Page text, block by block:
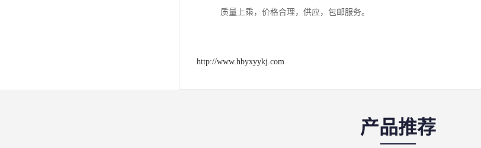
质量上乘，价格合理，供应，包邮服务。
http://www.hbyxyykj.com
产品推荐